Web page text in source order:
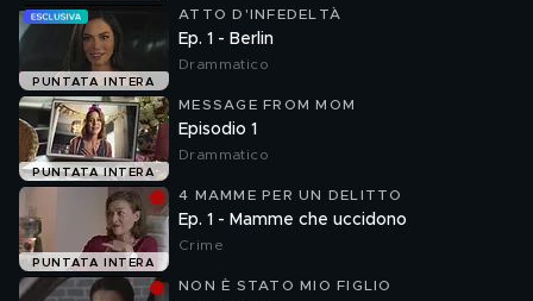
PUNTATA INTERA
ATTO D'INFEDELTÀ
Ep. 1 - Berlin
Drammatico
PUNTATA INTERA
MESSAGE FROM MOM
Episodio 1
Drammatico
PUNTATA INTERA
4 MAMME PER UN DELITTO
Ep. 1 - Mamme che uccidono
Crime
NON È STATO MIO FIGLIO